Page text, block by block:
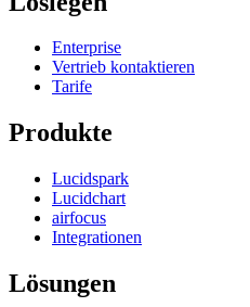
Enterprise
Vertrieb kontaktieren
Tarife
Produkte
Lucidspark
Lucidchart
airfocus
Integrationen
Lösungen